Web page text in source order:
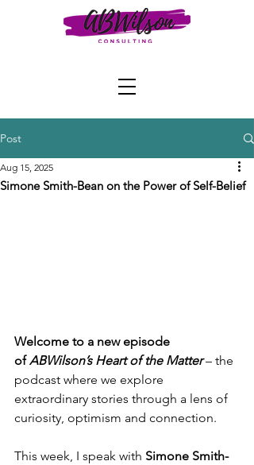
Post
Simone Smith-Bean on the Power of Self-Belief
Aug 15, 2025
Welcome to a new episode
of ABWilson’s Heart of the Matter – the
podcast where we explore
extraordinary stories through a lens of
curiosity, optimism and connection.
This week, I speak with Simone Smith-